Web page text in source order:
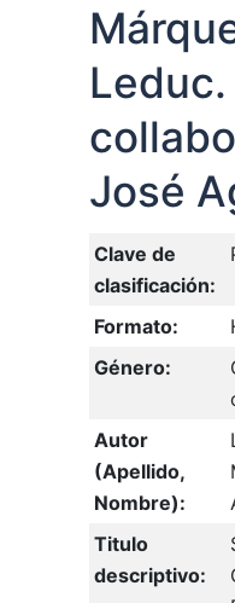
José
Clave de
clasificación:
Formato:
Género:
Autor
(Apellido,
Nombre):
Titulo
descriptivo: